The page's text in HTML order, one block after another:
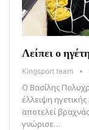
Λείπει ο
Kingsport team
Ο Βασίλης
έλλειψη
αποτελεί
γνώρισε…